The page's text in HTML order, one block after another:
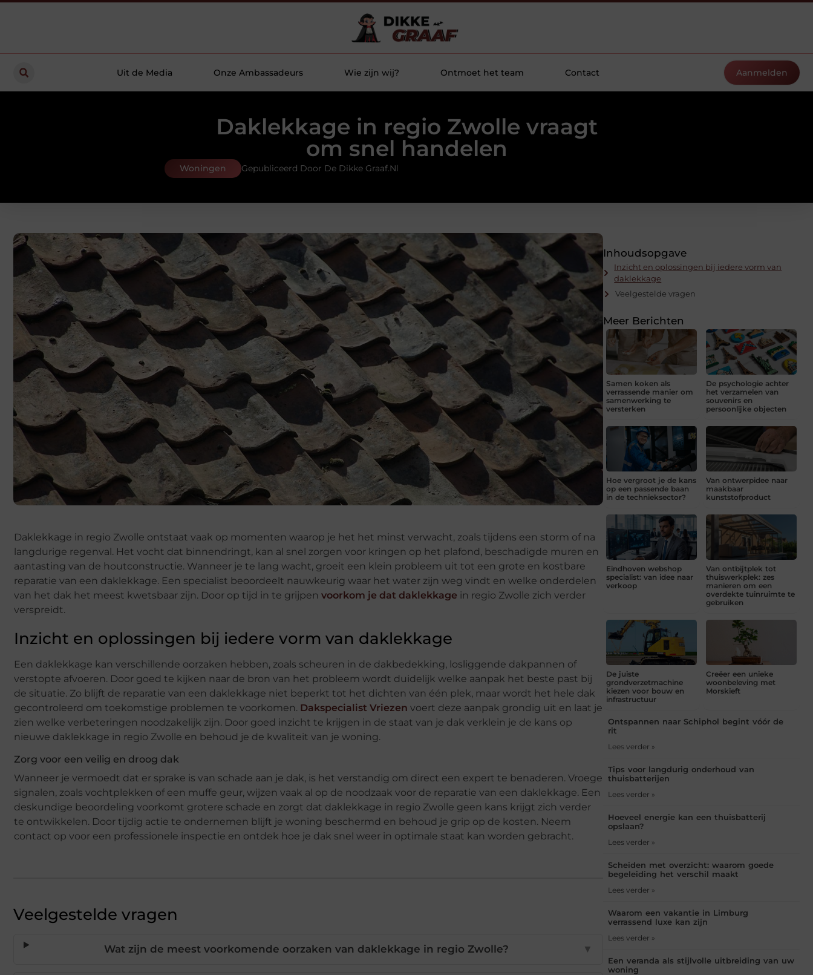
Uit de Media Onze Ambassadeurs Wie zijn wij? Ontmoet het team Contact Aanmelden
Daklekkage in regio Zwolle vraagt
om snel handelen
Woningen Gepubliceerd Door De Dikke Graaf.nl
Daklekkage in regio Zwolle ontstaat vaak op momenten waarop je het het minst verwacht, zoals tijdens een storm of na
langdurige regenval. Het vocht dat binnendringt, kan al snel zorgen voor kringen op het plafond, beschadigde muren en
aantasting van de houtconstructie. Wanneer je te lang wacht, groeit een klein probleem uit tot een grote en kostbare
reparatie van een daklekkage. Een specialist beoordeelt nauwkeurig waar het water zijn weg vindt en welke onderdelen
van het dak het meest kwetsbaar zijn. Door op tijd in te grijpen voorkom je dat daklekkage in regio Zwolle zich verder
verspreidt.
Inzicht en oplossingen bij iedere vorm van daklekkage
Een daklekkage kan verschillende oorzaken hebben, zoals scheuren in de dakbedekking, losliggende dakpannen of
verstopte afvoeren. Door goed te kijken naar de bron van het probleem wordt duidelijk welke aanpak het beste past bij
de situatie. Zo blijft de reparatie van een daklekkage niet beperkt tot het dichten van één plek, maar wordt het hele dak
gecontroleerd om toekomstige problemen te voorkomen. Dakspecialist Vriezen voert deze aanpak grondig uit en laat je
zien welke verbeteringen noodzakelijk zijn. Door goed inzicht te krijgen in de staat van je dak verklein je de kans op
nieuwe daklekkage in regio Zwolle en behoud je de kwaliteit van je woning.
Zorg voor een veilig en droog dak
Wanneer je vermoedt dat er sprake is van schade aan je dak, is het verstandig om direct een expert te benaderen. Vroege
signalen, zoals vochtplekken of een muffe geur, wijzen vaak al op de noodzaak voor de reparatie van een daklekkage. Een
deskundige beoordeling voorkomt grotere schade en zorgt dat daklekkage in regio Zwolle geen kans krijgt zich verder
te ontwikkelen. Door tijdig actie te ondernemen blijft je woning beschermd en behoud je grip op de kosten. Neem
contact op voor een professionele inspectie en ontdek hoe je dak snel weer in optimale staat kan worden gebracht.
Veelgestelde vragen
Wat zijn de meest voorkomende oorzaken van daklekkage in regio Zwolle? ▼
Inhoudsopgave
Inzicht en oplossingen bij iedere vorm van
daklekkage
Veelgestelde vragen
Meer Berichten
Samen koken als
verrassende manier om
samenwerking te
versterken
De psychologie achter
het verzamelen van
souvenirs en
persoonlijke objecten
Hoe vergroot je de kans
op een passende baan
in de technieksector?
Van ontwerpidee naar
maakbaar
kunststofproduct
Eindhoven webshop
specialist: van idee naar
verkoop
Van ontbijtplek tot
thuiswerkplek: zes
manieren om een
overdekte tuinruimte te
gebruiken
De juiste
grondverzetmachine
kiezen voor bouw en
infrastructuur
Creëer een unieke
woonbeleving met
Morskieft
Ontspannen naar Schiphol begint vóór de
rit
Lees verder »
Tips voor langdurig onderhoud van
thuisbatterijen
Lees verder »
Hoeveel energie kan een thuisbatterij
opslaan?
Lees verder »
Scheiden met overzicht: waarom goede
begeleiding het verschil maakt
Lees verder »
Waarom een vakantie in Limburg
verrassend luxe kan zijn
Lees verder »
Een veranda als stijlvolle uitbreiding van uw
woning